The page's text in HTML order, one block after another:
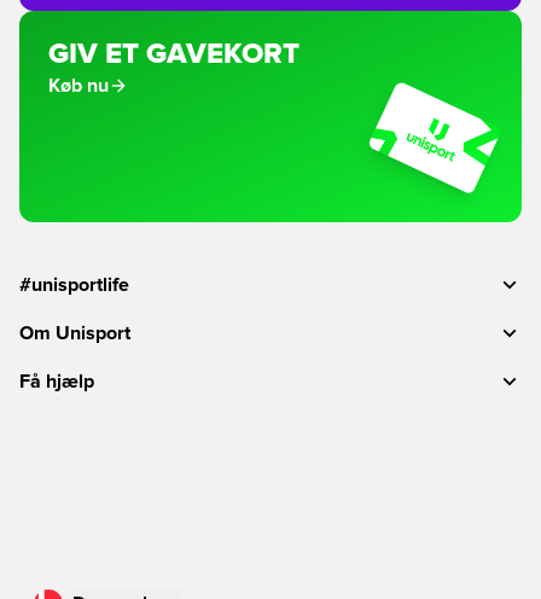
GIV ET GAVEKORT
Køb nu
#unisportlife
Om Unisport
Få hjælp